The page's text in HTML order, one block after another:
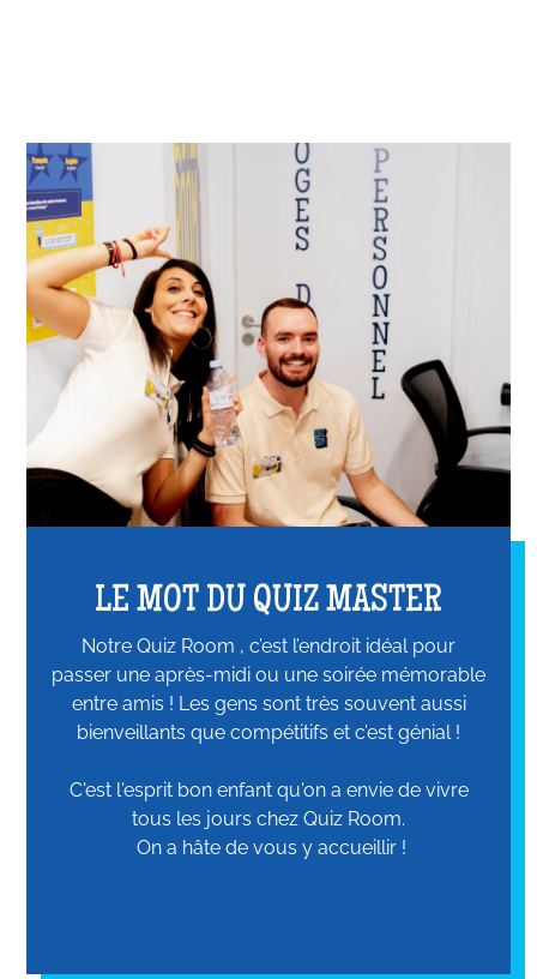
LE MOT DU QUIZ MASTER
Notre Quiz Room , c’est l’endroit idéal pour
passer une après-midi ou une soirée mémorable
entre amis ! Les gens sont très souvent aussi
bienveillants que compétitifs et c’est génial !
C'est l'esprit bon enfant qu'on a envie de vivre
tous les jours chez Quiz Room.
On a hâte de vous y accueillir !